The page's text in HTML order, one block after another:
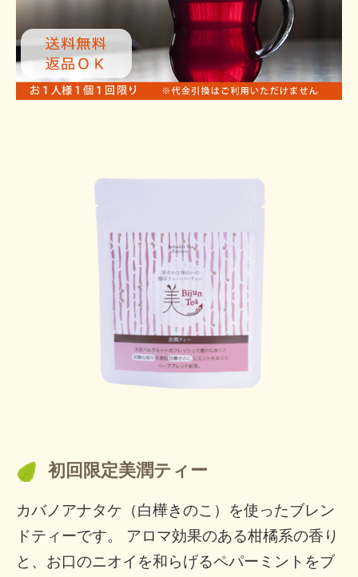
初回限定美潤ティー
カバノアナタケ（白樺きのこ）を使ったブレン
ドティーです。 アロマ効果のある柑橘系の香り
と、お口のニオイを和らげるペパーミントをブ